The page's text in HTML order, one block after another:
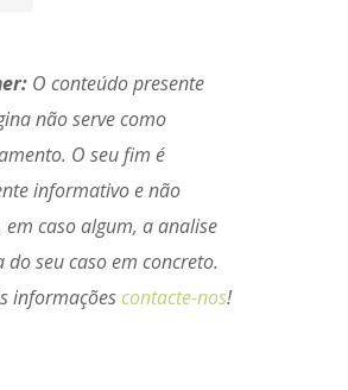
O conteúdo presente
não serve como
O seu fim é
informativo e não
em caso algum, a analise
do seu caso em concreto.
informações contacte-nos!